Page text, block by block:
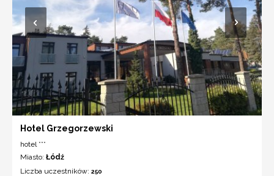
Hotel Grzegorzewski
hotel ***
Miasto: Łódź
Liczba uczestników: 250